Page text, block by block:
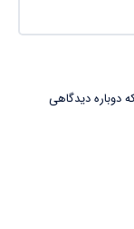
دوباره دیدگاهی